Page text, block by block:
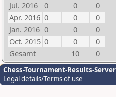
Jul. 2016
0 0
0
Apr. 2016 0 0
0
Jan. 2016 0 0
0
Oct. 2015 0 0
0
Gesamt
10 0
Chess-Tournament-Results-Server
Legal details/Terms of use